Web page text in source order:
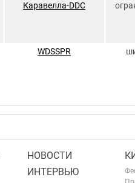
Каравелла-DDC
WDSSPR
НОВОСТИ
ИНТЕРВЬЮ